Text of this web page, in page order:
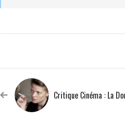
Critique Cinéma : La